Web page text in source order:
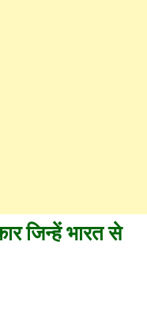
जिन्हें भारत से